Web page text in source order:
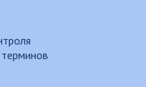
терминов